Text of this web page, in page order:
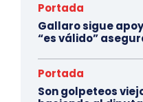
Portada
Gallaro sigue
“es válido”
Portada
Son golpeteos